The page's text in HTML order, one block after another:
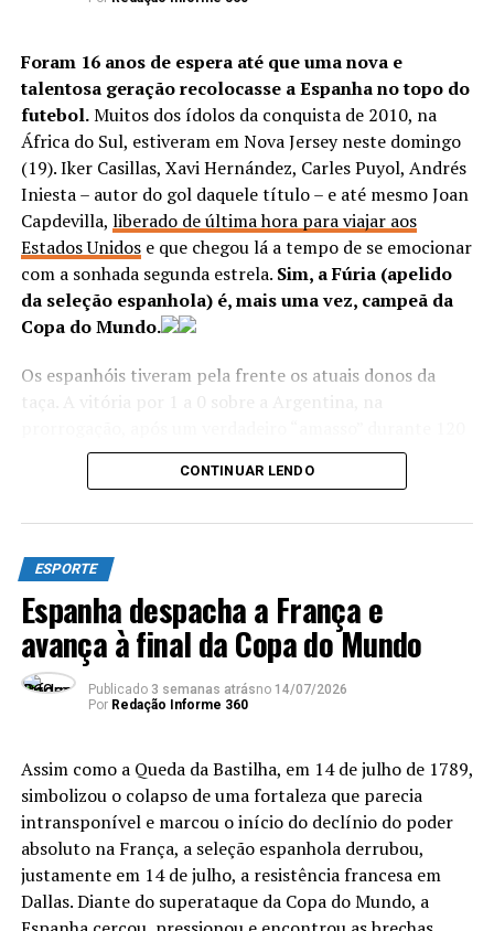
ATÉ A PRÓXIMA
Em noite de 7 a 1, Flamengo avança na Libertadores
NÃO PERCA
Cano decide e Fluminense parte na frente do Cruzeiro
na Copa do Brasil
Foram 16 anos de espera até que uma nova e
talentosa geração recolocasse a Espanha no topo do
futebol.Muitos dos ídolos da conquista de 2010, na
África do Sul, estiveram em Nova Jersey neste domingo
(19). Iker Casillas, Xavi Hernández, Carles Puyol, Andrés
Iniesta – autor do gol daquele título – e até mesmo Joan
Capdevilla, liberado de última hora para viajar aos
Estados Unidose que chegou lá a tempo de se emocionar
com a sonhada segunda estrela. Sim, a Fúria (apelido
da seleção espanhola) é, mais uma vez, campeã da
Copa do Mundo.
Os espanhóis tiveram pela frente os atuais donos da
taça. A vitória por 1 a 0 sobre a Argentina, na
minutos de jogo, colocou a seleção europeia no grupo
seleto de bicampeões mundiais, que também tem
todos os ganhadores e único penta, o Brasil.
Diferentemente de 2010, o herói do título saiu do banco
de reservas. Mas, Ferran Torres e Iniesta têm algo em
comum. No momento em que decidiram a Copa para a
Espanha, ambos representavam o Barcelona. Ao
contrário do ex-meio-campista, revelado no clube
passou pelo Manchester City (Inglaterra) antes de
chegar ao Barça.
Com a sexta menor média de idade da Copa (26,2), a
Fúria deixou um recado claro para 2030, quandoserá
uma das sedes: é favorita para buscar o tri.Afinal,
possui nomes como os meias Gavi e Pedri e o atacante
CONTINUAR LENDO
ESPORTE
Espanha despacha a França e
avança à final da Copa do Mundo
Publicado 3 semanas atrásno 14/07/2026
Por Redação Informe 360
Assim como a Queda da Bastilha, em 14 de julho de 1789,
simbolizou o colapso de uma fortaleza que parecia
intransponível e marcou o início do declínio do poder
absoluto na França, a seleção espanhola derrubou,
justamente em 14 de julho, a resistência francesa em
Dallas. Diante do superataque da Copa do Mundo, a